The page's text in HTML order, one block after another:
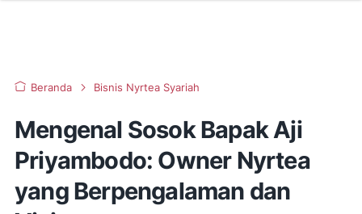
Beranda Bisnis Nyrtea Syariah
Mengenal Sosok Bapak Aji
Priyambodo: Owner Nyrtea
yang Berpengalaman dan